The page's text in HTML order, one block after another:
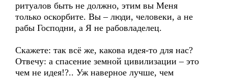
ритуалов быть не должно, этим вы Меня
только оскорбите. Вы – люди, человеки, а не
рабы Господни, а Я не рабовладелец.
Скажете: так всё же, какова идея-то для нас?
Отвечу: а спасение земной цивилизации – это
чем не идея!?.. Уж наверное лучше, чем